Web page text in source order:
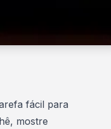
fácil para
mostre